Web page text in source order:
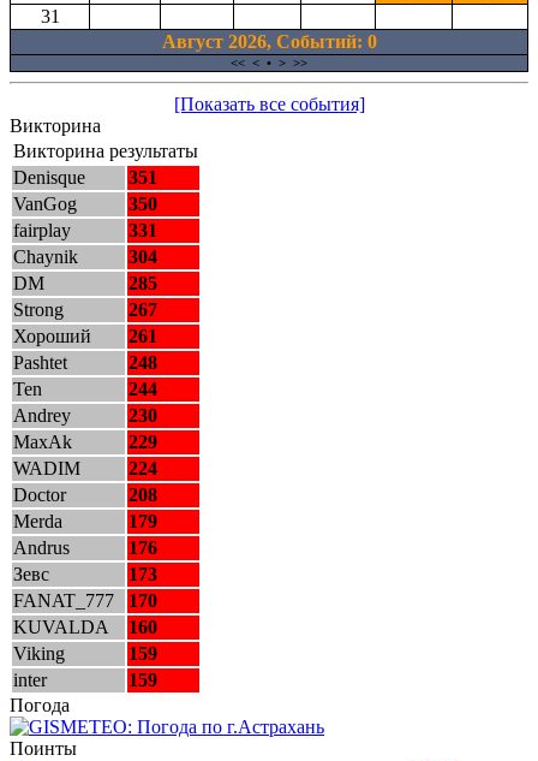
31
Август 2026, Cобытий: 0
<< < • > >>
[Показать все события]
Викторина
Викторина результаты
Denisque
351
VanGog
350
fairplay
331
Chaynik
304
DM
285
Strong
267
Хороший
261
Pashtet
248
Ten
244
Andrey
230
MaxAk
229
WADIM
224
Doctor
208
Merda
179
Andrus
176
Зевс
173
FANAT_777
170
KUVALDA
160
Viking
159
inter
159
Погода
Поинты